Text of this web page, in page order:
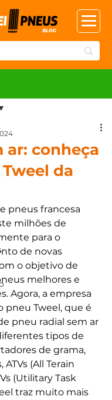
ar: conheça
da
pneus francesa
milhões de
para o
de novas
o objetivo de
melhores e
Agora, a empresa
pneu Tweel, que é
pneu radial sem ar
tipos de
de grama,
(All Terain
(Utilitary Task
traz muito mais